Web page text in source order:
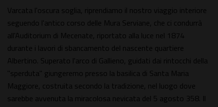
Varcata l'oscura soglia, riprendiamo il nostro viaggio interiore
seguendo l'antico corso delle Mura Serviane, che ci condurrà
all'Auditorium di Mecenate, riportato alla luce nel 1874
durante i lavori di sbancamento del nascente quartiere
Albertino. Superato l'arco di Gallieno, guidati dai rintocchi della
"sperduta" giungeremo presso la basilica di Santa Maria
Maggiore, costruita secondo la tradizione, nel luogo dove
sarebbe avvenuta la miracolosa nevicata del 5 agosto 358. Il